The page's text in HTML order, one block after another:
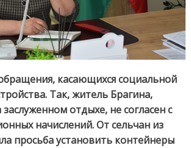
касающихся социальной
Так, житель Брагина,
отдыхе, не согласен с
начислений. От сельчан из
просьба установить контейнеры